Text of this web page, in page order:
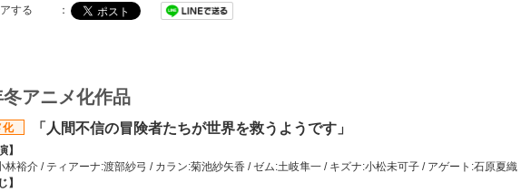
する ：
アニメ化作品
化 「人間不信の冒険者たちが世界を救うようです」
】
林裕介 / ティアーナ:渡部紗弓 / カラン:菊池紗矢香 / ゼム:土岐隼一 / キズナ:小松未可子 / アゲート:石原夏織
】